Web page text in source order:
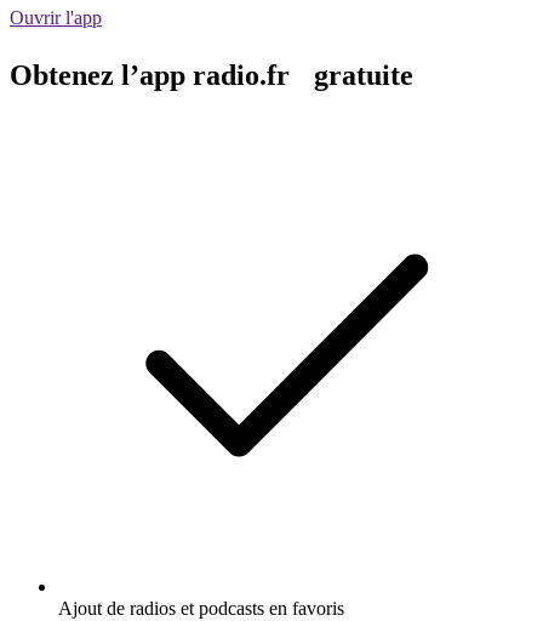
Ouvrir l'app
Obtenez l’app radio.fr gratuite
Ajout de radios et podcasts en favoris